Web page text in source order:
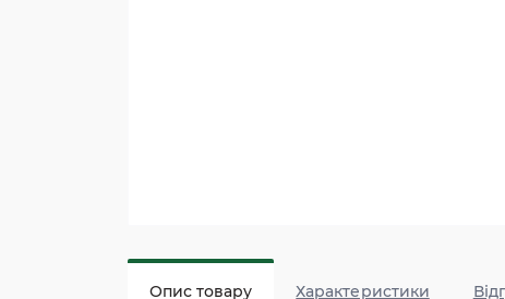
Опис товару Характеристики